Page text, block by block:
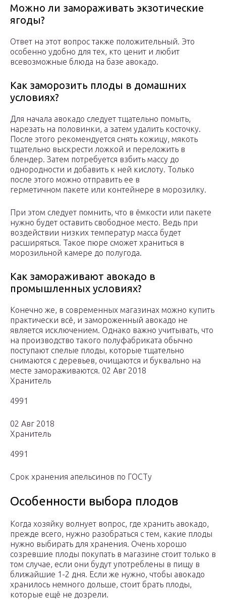
Можно ли замораживать экзотические
ягоды?
Ответ на этот вопрос также положительный. Это
особенно удобно для тех, кто ценит и любит
всевозможные блюда на базе авокадо.
Как заморозить плоды в домашних
условиях?
Для начала авокадо следует тщательно помыть,
нарезать на половинки, а затем удалить косточку.
После этого рекомендуется снять кожицу, мякоть
тщательно выскрести ложкой и переложить в
блендер. Затем потребуется взбить массу до
однородности и добавить к ней кислоту. Только
после этого можно отправить ее в
герметичном пакете или контейнере в морозилку.
При этом следует помнить, что в ёмкости или пакете
нужно будет оставить свободное место. Ведь при
воздействии низких температур масса будет
расширяться. Такое пюре сможет храниться в
морозильной камере до полугода.
Как замораживают авокадо в
промышленных условиях?
Конечно же, в современных магазинах можно купить
практически всё, и замороженный авокадо не
является исключением. Однако важно учитывать, что
на производство такого полуфабриката обычно
поступают спелые плоды, которые тщательно
снимаются с деревьев, очищаются и буквально на
месте замораживаются. 02 Авг 2018
Хранитель
4991
02 Авг 2018
Хранитель
4991
Срок хранения апельсинов по ГОСТу
Особенности выбора плодов
Когда хозяйку волнует вопрос, где хранить авокадо,
прежде всего, нужно разобраться с тем, какие плоды
нужно выбирать для хранения. Очень хорошо
созревшие плоды покупать в магазине стоит только в
том случае, если они будут употреблены в пищу в
ближайшие 1-2 дня. Если же нужно, чтобы авокадо
хранилось немного дольше, стоит брать плоды,
которые ещё не дозрели.